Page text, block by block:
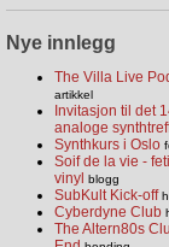
Nye innlegg
The Villa Live
artikkel
Invitasjon til det
analoge
Synthkurs i Oslo
Soif de la vie -
vinyl
blogg
SubKult Kick-off
Cyberdyne Club
The Altern80s